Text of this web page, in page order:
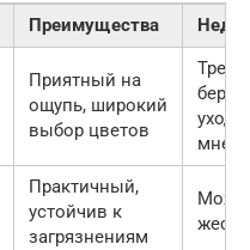
Преимущества
Приятный на
ощупь, широкий
выбор цветов
Практичный,
устойчив к
загрязнениям